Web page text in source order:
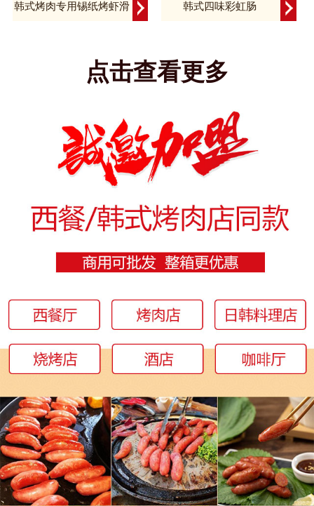
韩式烤肉专用锡纸烤虾滑 韩式四味彩虹肠
点击查看更多